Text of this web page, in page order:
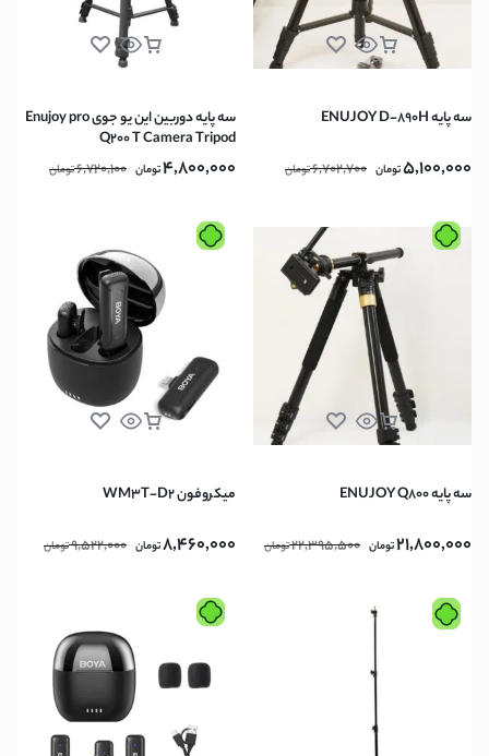
سه پايه ENUJOY D-890H
5,100,000تومان 6,702,700تومان
سه پایه دوربین این یو جوی Enujoy pro
Q200 T Camera Tripod
4,800,000تومان 6,720,100تومان
سه پايه ENUJOY Q800
21,800,000تومان 22,395,500تومان
میکروفون WM3T-D2
8,460,000تومان 9,522,000تومان